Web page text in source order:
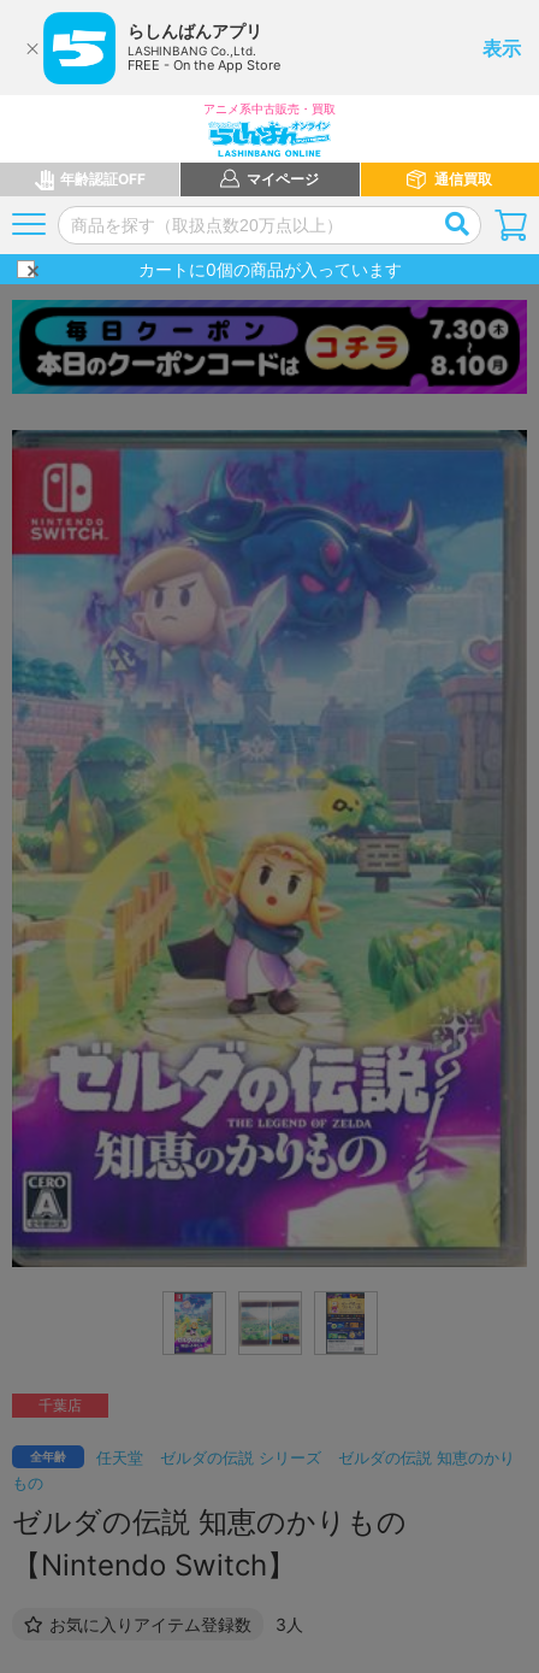
らしんばんアプリ
LASHINBANG Co.,Ltd.
FREE - On the App Store
表示
アニメ系中古販売・買取
年齢認証OFF マイページ 通信買取
カートに0個の商品が入っています
任天堂 ゼルダの伝説 シリーズ
ゼルダの伝説 知恵のかり
もの
全年齢
ゼルダの伝説 知恵のかりもの
【Nintendo Switch】
お気に入りアイテム登録数 3人
千葉店